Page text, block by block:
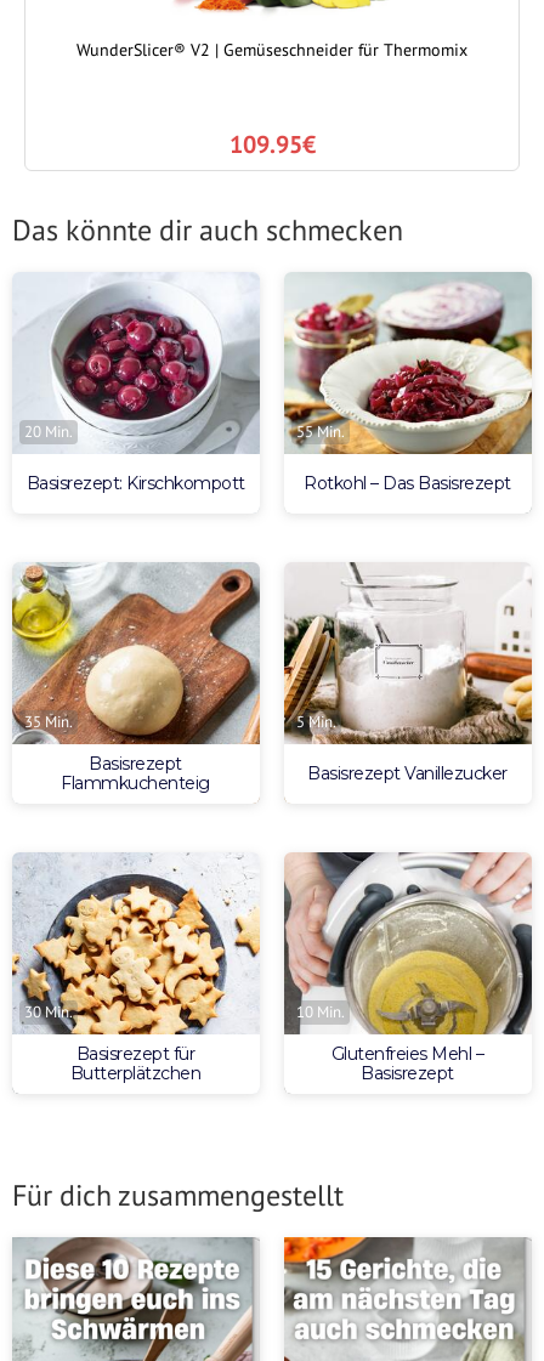
WunderSlicer® V2 | Gemüseschneider für Thermomix
109.95€
Das könnte dir auch schmecken
20 Min.
Basisrezept: Kirschkompott
55 Min.
Rotkohl – Das Basisrezept
35 Min.
Basisrezept
Flammkuchenteig
5 Min.
Basisrezept Vanillezucker
30 Min.
Basisrezept für
Butterplätzchen
10 Min.
Glutenfreies Mehl –
Basisrezept
Für dich zusammengestellt